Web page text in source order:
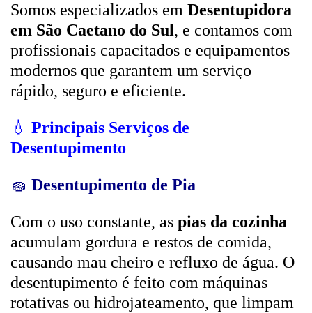
Somos especializados em Desentupidora
em São Caetano do Sul, e contamos com
profissionais capacitados e equipamentos
modernos que garantem um serviço
rápido, seguro e eficiente.
💧 Principais Serviços de
Desentupimento
🧽 Desentupimento de Pia
Com o uso constante, as pias da cozinha
acumulam gordura e restos de comida,
causando mau cheiro e refluxo de água. O
desentupimento é feito com máquinas
rotativas ou hidrojateamento, que limpam